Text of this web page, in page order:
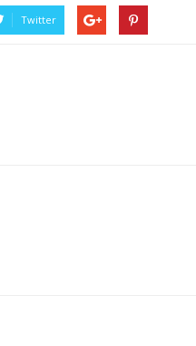
Twitter